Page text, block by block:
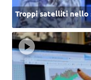
Troppi satelliti nello